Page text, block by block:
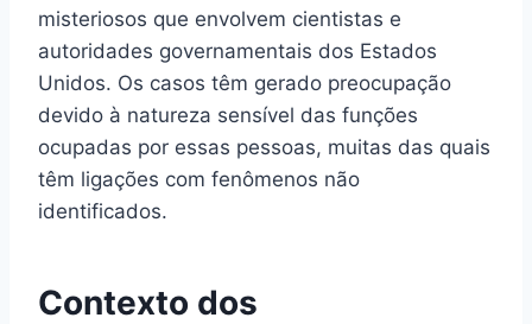
misteriosos que envolvem cientistas e
autoridades governamentais dos Estados
Unidos. Os casos têm gerado preocupação
devido à natureza sensível das funções
ocupadas por essas pessoas, muitas das quais
têm ligações com fenômenos não
identificados.
Contexto dos